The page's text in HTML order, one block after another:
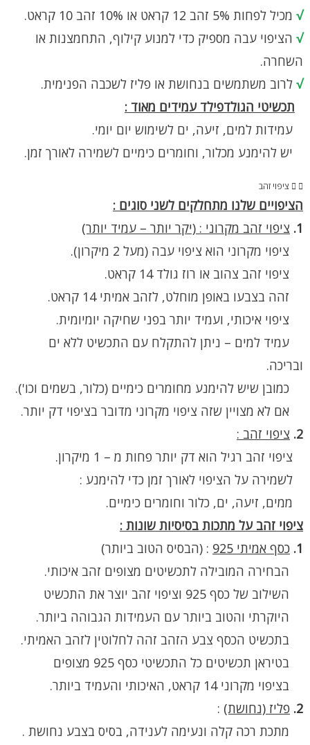
√ מכיל לפחות 5% זהב 12 קראט או 10% זהב 10 קראט.
√ הציפוי עבה מספיק כדי למנוע קילוף, התחמצנות או
השחרה.
√ לרוב משתמשים בנחושת או פליז לשכבה הפנימית.
תכשיטי הגולדפילד עמידים מאוד :
עמידות למים, זיעה, ים לשימוש יום יומי.
יש להימנע מכלור, וחומרים כימיים לשמירה לאורך זמן.
ציפוי זהב
הציפויים שלנו מתחלקים לשני סוגים :
1. ציפוי זהב מקרוני : (יקר יותר – עמיד יותר)
ציפוי מקרוני הוא ציפוי עבה (מעל 2 מיקרון).
ציפוי זהב צהוב או רוז גולד 14 קראט.
זהה בצבעו באופן מוחלט, לזהב אמיתי 14 קראט.
ציפוי איכותי, ועמיד יותר בפני שחיקה יומיומית.
עמיד למים – ניתן להתקלח עם התכשיט ללא ים
ובריכה.
כמובן שיש להימנע מחומרים כימיים (כלור, בשמים וכו').
אם לא מצויין שזה ציפוי מקרוני מדובר בציפוי דק יותר.
2. ציפוי זהב :
ציפוי זהב רגיל הוא דק יותר פחות מ – 1 מיקרון.
לשמירה על הציפוי לאורך זמן כדי להימנע :
ממים, זיעה, ים, כלור וחומרים כימיים.
ציפוי זהב על מתכות בסיסיות שונות :
1. כסף אמיתי 925 : (הבסיס הטוב ביותר)
הבחירה המובילה לתכשיטים מצופים זהב איכותי.
השילוב של כסף 925 וציפוי זהב יוצר את התכשיט
היוקרתי והטוב ביותר עם העמידות הגבוהה ביותר.
בתכשיט הכסף צבע הזהב זהה לחלוטין לזהב האמיתי.
בטיראן תכשיטים כל התכשיטי כסף 925 מצופים
בציפוי מקרוני 14 קראט, האיכותי והעמיד ביותר.
2. פליז (נחושת) :
מתכת רכה קלה ונעימה לענידה, בסיס בצבע נחושת .